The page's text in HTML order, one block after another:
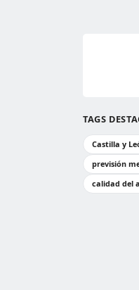
TAGS
Castilla y
previsión
calidad del